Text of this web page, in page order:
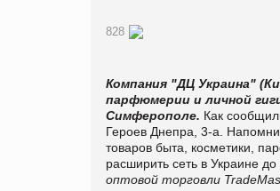
828
Компания "ДЦ Украина"
парфюмерии и личной
Симферополе. Как
Героев Днепра, 3-а.
товаров быта, косметики,
расширить сеть в Украине
оптовой торговли